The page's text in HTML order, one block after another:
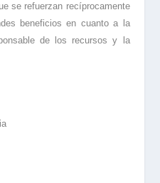
se refuerzan recíprocamente
beneficios en cuanto a la
de los recursos y la